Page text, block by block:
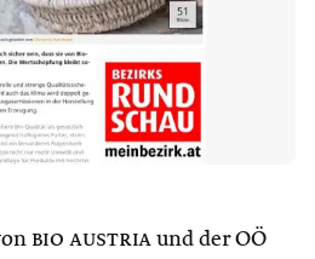
bio austria und der OÖ